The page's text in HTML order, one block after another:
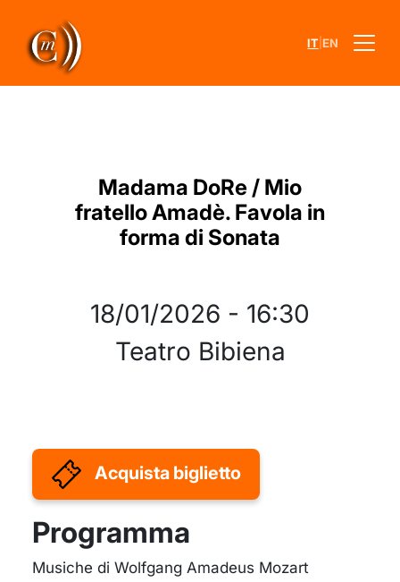
IT EN
Madama DoRe / Mio
fratello Amadè. Favola in
forma di Sonata
18/01/2026 - 16:30
Teatro Bibiena
Acquista biglietto
Programma
Musiche di Wolfgang Amadeus Mozart